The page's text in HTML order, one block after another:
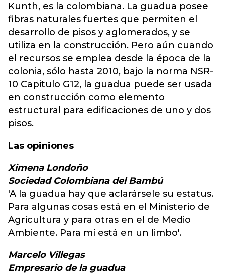
Kunth, es la colombiana. La guadua posee
fibras naturales fuertes que permiten el
desarrollo de pisos y aglomerados, y se
utiliza en la construcción. Pero aún cuando
el recursos se emplea desde la época de la
colonia, sólo hasta 2010, bajo la norma NSR-
10 Capitulo G12, la guadua puede ser usada
en construcción como elemento
estructural para edificaciones de uno y dos
pisos.
Las opiniones
Ximena Londoño
Sociedad Colombiana del Bambú
'A la guadua hay que aclarársele su estatus.
Para algunas cosas está en el Ministerio de
Agricultura y para otras en el de Medio
Ambiente. Para mí está en un limbo'.
Marcelo Villegas
Empresario de la guadua